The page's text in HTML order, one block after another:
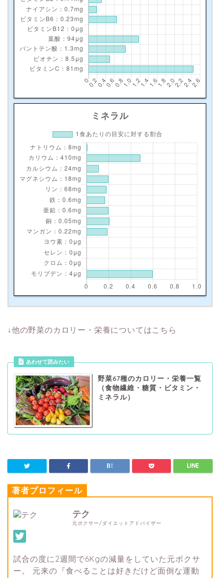
↓他の野菜のカロリー・栄養についてはこちら
あわせて読みたい
野菜67種のカロリー・栄養一覧
（食物繊維・糖質・ビタミン・
ミネラル）
著者プロフィール
テク
元ボクサー/ダイエットアドバイザー
試合の度に2週間で6Kgの減量をしていた元ボクサ
ー。 元来の『食べることは好きだけど面倒な運動